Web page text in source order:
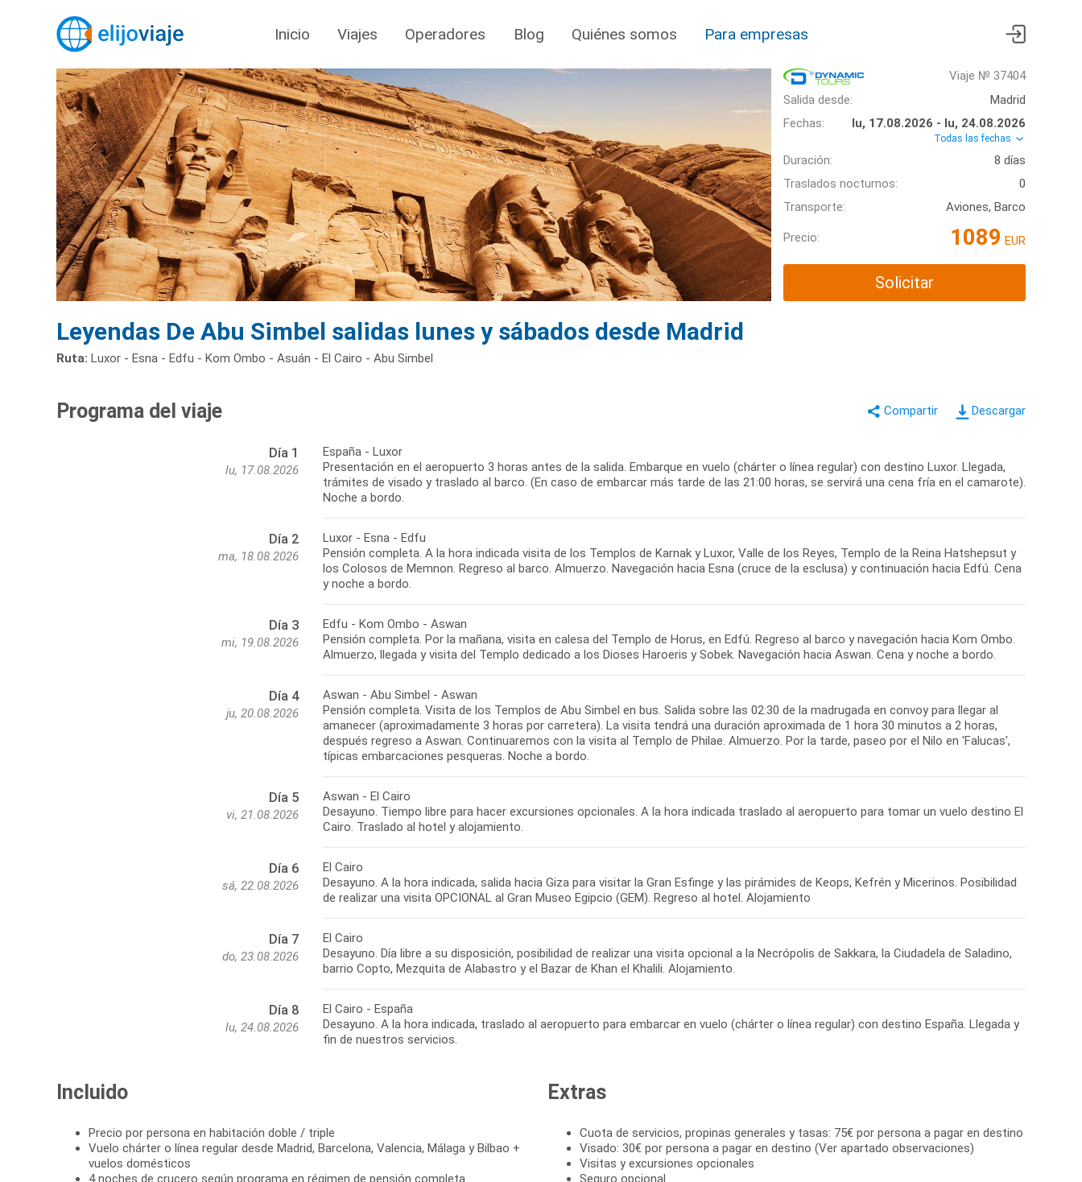
Inicio Viajes Operadores Blog Quiénes somos Para empresas
Viaje № 37404
Salida desde:
Madrid
Fechas:
lu, 17.08.2026 - lu, 24.08.2026
Todas las fechas
Duración:
8 días
Traslados nocturnos:
0
Transporte:
Aviones, Barco
Precio: 1089 EUR
Solicitar
Leyendas De Abu Simbel salidas lunes y sábados desde Madrid
Ruta: Luxor - Esna - Edfu - Kom Ombo - Asuán - El Cairo - Abu Simbel
Descargar
Programa del viaje
Día 1
lu, 17.08.2026
España - Luxor
Presentación en el aeropuerto 3 horas antes de la salida. Embarque en vuelo (chárter o línea regular) con destino Luxor. Llegada,
trámites de visado y traslado al barco. (En caso de embarcar más tarde de las 21:00 horas, se servirá una cena fría en el camarote).
Noche a bordo.
Día 2
ma, 18.08.2026
Luxor - Esna - Edfu
Pensión completa. A la hora indicada visita de los Templos de Karnak y Luxor, Valle de los Reyes, Templo de la Reina Hatshepsut y
los Colosos de Memnon. Regreso al barco. Almuerzo. Navegación hacia Esna (cruce de la esclusa) y continuación hacia Edfú. Cena
y noche a bordo.
Día 3
mi, 19.08.2026
Edfu - Kom Ombo - Aswan
Pensión completa. Por la mañana, visita en calesa del Templo de Horus, en Edfú. Regreso al barco y navegación hacia Kom Ombo.
Almuerzo, llegada y visita del Templo dedicado a los Dioses Haroeris y Sobek. Navegación hacia Aswan. Cena y noche a bordo.
Día 4
ju, 20.08.2026
Aswan - Abu Simbel - Aswan
Pensión completa. Visita de los Templos de Abu Simbel en bus. Salida sobre las 02:30 de la madrugada en convoy para llegar al
amanecer (aproximadamente 3 horas por carretera). La visita tendrá una duración aproximada de 1 hora 30 minutos a 2 horas,
después regreso a Aswan. Continuaremos con la visita al Templo de Philae. Almuerzo. Por la tarde, paseo por el Nilo en 'Falucas',
típicas embarcaciones pesqueras. Noche a bordo.
Día 5
vi, 21.08.2026
Aswan - El Cairo
Desayuno. Tiempo libre para hacer excursiones opcionales. A la hora indicada traslado al aeropuerto para tomar un vuelo destino El
Cairo. Traslado al hotel y alojamiento.
Día 6
sá, 22.08.2026
El Cairo
Desayuno. A la hora indicada, salida hacia Giza para visitar la Gran Esfinge y las pirámides de Keops, Kefrén y Micerinos. Posibilidad
de realizar una visita OPCIONAL al Gran Museo Egipcio (GEM). Regreso al hotel. Alojamiento
Día 7
do, 23.08.2026
El Cairo
Desayuno. Día libre a su disposición, posibilidad de realizar una visita opcional a la Necrópolis de Sakkara, la Ciudadela de Saladino,
barrio Copto, Mezquita de Alabastro y el Bazar de Khan el Khalili. Alojamiento.
Día 8
lu, 24.08.2026
El Cairo - España
Desayuno. A la hora indicada, traslado al aeropuerto para embarcar en vuelo (chárter o línea regular) con destino España. Llegada y
fin de nuestros servicios.
Incluido
Precio por persona en habitación doble / triple
Vuelo chárter o línea regular desde Madrid, Barcelona, Valencia, Málaga y Bilbao +
vuelos domésticos
4 noches de crucero según programa en régimen de pensión completa
Extras
Cuota de servicios, propinas generales y tasas: 75€ por persona a pagar en destino
Visado: 30€ por persona a pagar en destino (Ver apartado observaciones)
Visitas y excursiones opcionales
Seguro opcional